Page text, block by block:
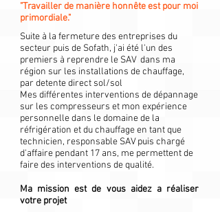
"Travailler de manière honnête est pour moi
primordiale."
Suite à la fermeture des entreprises du
secteur puis de Sofath, j'ai été l'un des
premiers à reprendre le SAV dans ma
région sur les installations de chauffage,
par detente direct sol/sol
Mes différentes interventions de dépannage
sur les compresseurs et mon expérience
personnelle dans le domaine de la
réfrigération et du chauffage en tant que
technicien, responsable SAV puis chargé
d'affaire pendant 17 ans, me permettent de
faire des interventions de qualité.
Ma mission est de vous aidez a réaliser
votre projet